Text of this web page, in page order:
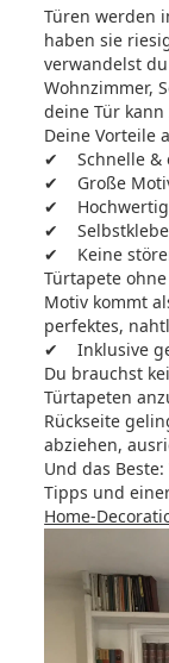
Türen werden
haben sie
verwandelst
Wohnzimmer,
deine Tür
Deine Vorteile
✔ Schnelle &
✔ Große
✔
✔
✔ Keine
Türtapete
Motiv kommt
perfektes,
✔ Inklusive
Du brauchst
Türtapeten
Rückseite
abziehen,
Und das
Tipps und
Home-